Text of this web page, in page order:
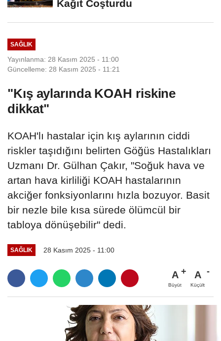
Kağıt Coşturdu
SAĞLIK
Yayınlanma: 28 Kasım 2025 - 11:00
Güncelleme: 28 Kasım 2025 - 11:21
"Kış aylarında KOAH riskine
dikkat"
KOAH'lı hastalar için kış aylarının ciddi
riskler taşıdığını belirten Göğüs Hastalıkları
Uzmanı Dr. Gülhan Çakır, "Soğuk hava ve
artan hava kirliliği KOAH hastalarının
akciğer fonksiyonlarını hızla bozuyor. Basit
bir nezle bile kısa sürede ölümcül bir
tabloya dönüşebilir" dedi.
SAĞLIK 28 Kasım 2025 - 11:00
A
Büyüt
A
Küçült